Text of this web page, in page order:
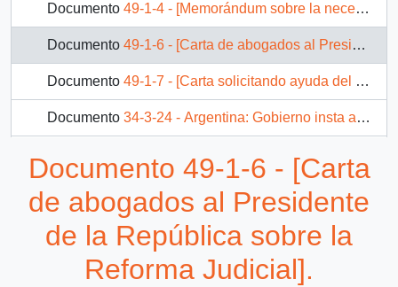
Documento 49-1-4 - [Memorándum sobre la necesidad de fondos adicionales para terminación de la Sección Especial del Centro de Detención Preventiva Santiago-Su].
Documento 49-1-6 - [Carta de abogados al Presidente de la República sobre la Reforma Judicial].
Documento 49-1-7 - [Carta solicitando ayuda del Presidente de la República para disponer el nombramiento en favor de Emilio González Naranjo, como Receptor en el Juzgado de Letras de la ciudad de Curicó].
Documento 34-3-24 - Argentina: Gobierno insta a agricultores a buscar nuevas tecnologías.
34-4-5 - [Correspondencia en relación a visita a Nueva Zelanda y Venezuela]
Documento 34-4-7 - [Carta de Bienvenida LAN]
3069 más...
Documento 49-1-6 - [Carta
de abogados al Presidente
de la República sobre la
Reforma Judicial].